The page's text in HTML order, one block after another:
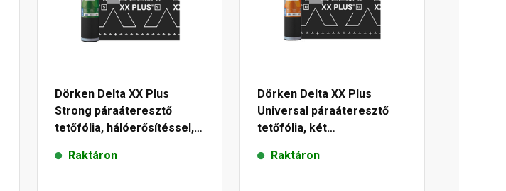
Dörken Delta XX Plus
Strong páraáteresztő
tetőfólia, hálóerősítéssel,
g/m²Raktáron
Dörken Delta XX Plus
Universal páraáteresztő
tetőfólia, két
Raktáron